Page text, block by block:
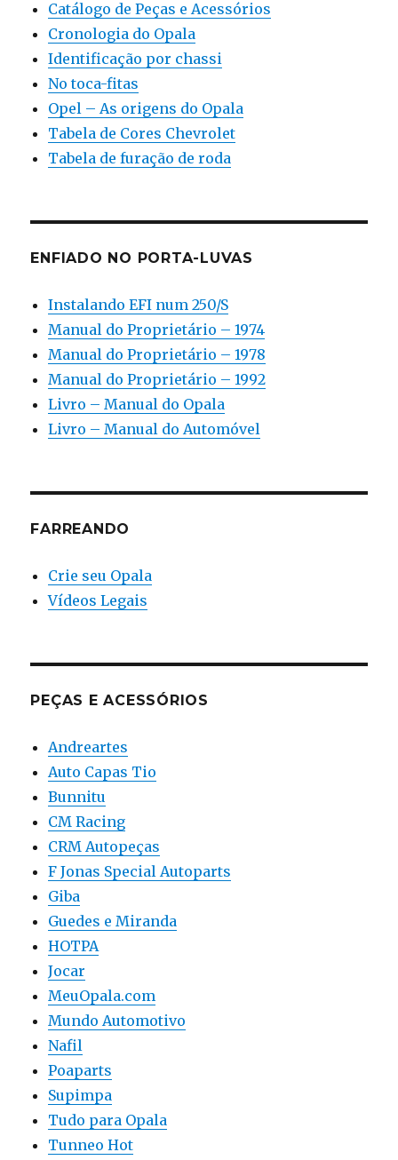
Catálogo de Peças e Acessórios
Cronologia do Opala
Identificação por chassi
No toca-fitas
Opel – As origens do Opala
Tabela de Cores Chevrolet
Tabela de furação de roda
ENFIADO NO PORTA-LUVAS
Instalando EFI num 250/S
Manual do Proprietário – 1974
Manual do Proprietário – 1978
Manual do Proprietário – 1992
Livro – Manual do Opala
Livro – Manual do Automóvel
FARREANDO
Crie seu Opala
Vídeos Legais
PEÇAS E ACESSÓRIOS
Andreartes
Auto Capas Tio
Bunnitu
CM Racing
CRM Autopeças
F Jonas Special Autoparts
Giba
Guedes e Miranda
HOTPA
Jocar
MeuOpala.com
Mundo Automotivo
Nafil
Poaparts
Supimpa
Tudo para Opala
Tunneo Hot